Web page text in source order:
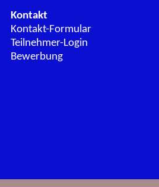
Kontakt
Kontakt-Formular
Teilnehmer-Login
Bewerbung